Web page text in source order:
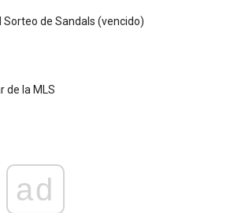
de Sandals (vencido)
de la MLS
ad